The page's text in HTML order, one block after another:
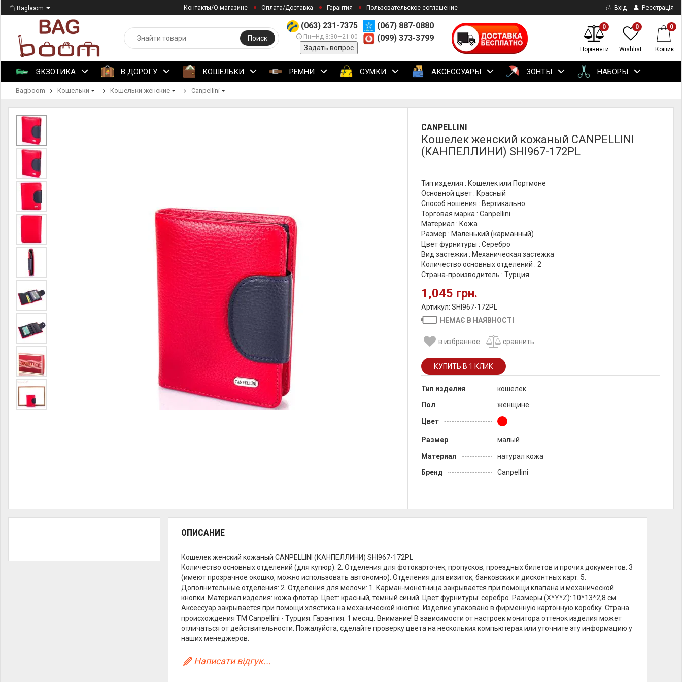
Bagboom Контакты/О магазине Оплата/Доставка Гарантия Пользовательское соглашение Вхід Реєстрація
(063) 231-7375
Пн—Нд 8:30—21:00
Задать вопрос
(067) 887-0880
(099) 373-3799
Поиск
0
Порівняти
0
Wishlist
0
Кошик
ЭКЗОТИКА В ДОРОГУ КОШЕЛЬКИ РЕМНИ СУМКИ АКСЕССУАРЫ ЗОНТЫ НАБОРЫ
Bagboom Кошельки Кошельки женские Canpellini
CANPELLINI
Кошелек женский кожаный CANPELLINI
(КАНПЕЛЛИНИ) SHI967-172PL
Тип изделия : Кошелек или Портмоне
Основной цвет : Красный
Способ ношения : Вертикально
Торговая марка : Canpellini
Материал : Кожа
Размер : Маленький (карманный)
Цвет фурнитуры : Серебро
Вид застежки : Механическая застежка
Количество основных отделений : 2
Страна-производитель : Турция
1,045 грн.
Артикул: SHI967-172PL
НЕМАЄ В НАЯВНОСТІ
в избранное сравнить
Тип изделия
кошелек
Пол
женщине
Цвет
Размер
малый
Материал
натурал кожа
Бренд
Canpellini
ОПИСАНИЕ
Кошелек женский кожаный CANPELLINI (КАНПЕЛЛИНИ) SHI967-172PL
Количество основных отделений (для купюр): 2. Отделения для фотокарточек, пропусков, проездных билетов и прочих документов: 3
(имеют прозрачное окошко, можно использовать автономно). Отделения для визиток, банковских и дисконтных карт: 5.
Дополнительные отделения: 2. Отделения для мелочи: 1. Карман-монетница закрывается при помощи клапана и механической
кнопки. Материал изделия: кожа флотар. Цвет: красный, темный синий. Цвет фурнитуры: серебро. Размеры (X*Y*Z): 10*13*2,8 см.
Аксессуар закрывается при помощи хлястика на механической кнопке. Изделие упаковано в фирменную картонную коробку. Страна
происхождения ТМ Canpellini - Турция. Гарантия: 1 месяц. Внимание! В зависимости от настроек монитора оттенок изделия может
отличаться от действительности. Пожалуйста, сделайте проверку цвета на нескольких компьютерах или уточните эту информацию у
наших менеджеров.
Написати відгук...